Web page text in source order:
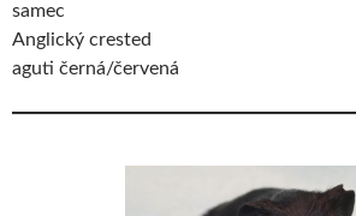
samec
Anglický crested
aguti černá/červená